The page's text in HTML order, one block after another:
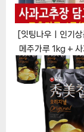
[잇팅나우ㅣ인기
메주가루 1kg + 사
(고춧가루 4근용) |
장담그기 키트
추천상